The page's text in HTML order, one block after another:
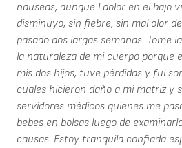
nauseas, aunque l dolor en el bajo
disminuyo, sin fiebre, sin mal olor
pasado dos largas semanas. Tome
la naturaleza de mi cuerpo porque
mis dos hijos, tuve pérdidas y fui
cuales hicieron daño a mi matriz y
servidores médicos quienes me
bebes en bolsas luego de
causas. Estoy tranquila confiada